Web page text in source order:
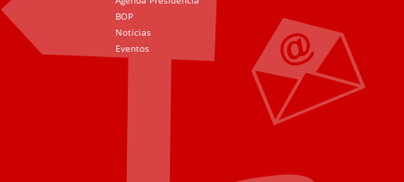
BOP
Noticias
Eventos